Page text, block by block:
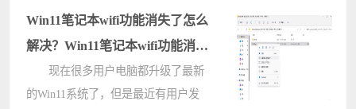
行。最近有用户觉得程序兼容性助手
经常弹出，????
Win11笔记本wifi功能消失了怎么
解决？Win11笔记本wifi功能消失
了解决方法
现在很多用户电脑都升级了最新
的Win11系统了，但是最近有用户发